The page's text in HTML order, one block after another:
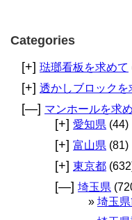
Categories
[+] 琺瑯看板を求めて
[+] 透かしブロックを
[—] マンホールを求
[+] 愛知県 (44)
[+] 富山県 (81)
[+] 東京都
[—] 埼玉県
埼玉